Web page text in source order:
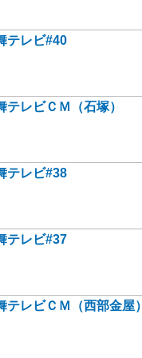
テレビ#40
テレビＣＭ（石塚）
テレビ#38
テレビ#37
テレビＣＭ（西部金屋）